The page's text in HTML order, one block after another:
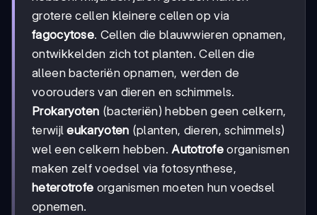
grotere cellen kleinere cellen op via
fagocytose. Cellen die blauwwieren opnamen,
ontwikkelden zich tot planten. Cellen die
alleen bacteriën opnamen, werden de
voorouders van dieren en schimmels.
Prokaryoten (bacteriën) hebben geen celkern,
terwijleukaryoten (planten, dieren, schimmels)
wel een celkern hebben.Autotrofeorganismen
maken zelf voedsel via fotosynthese,
heterotrofe organismen moeten hun voedsel
opnemen.